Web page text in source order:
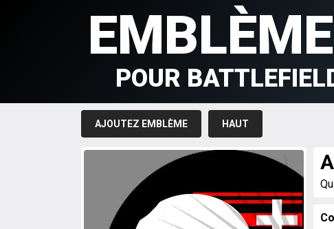
POUR
AJOUTEZ EMBLÈME HAUT